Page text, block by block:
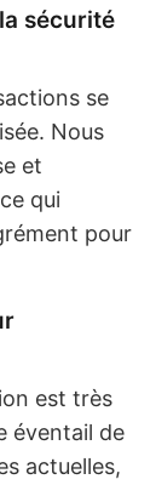
sécurité
se
Nous
et
qui
pour
est très
éventail de
actuelles,